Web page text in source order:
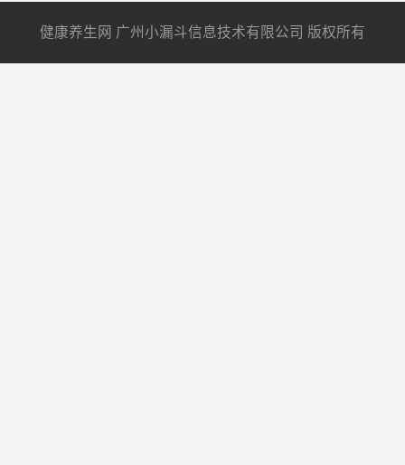
健康养生网 广州小漏斗信息技术有限公司 版权所有